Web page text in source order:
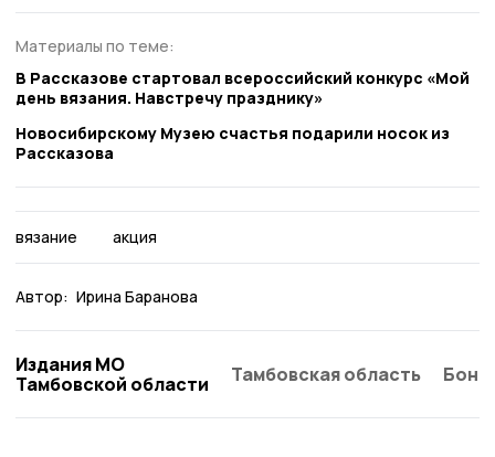
Материалы по теме:
В Рассказове стартовал всероссийский конкурс «Мой
день вязания. Навстречу празднику»
Новосибирскому Музею счастья подарили носок из
Рассказова
вязание акция
Автор: Ирина Баранова
Издания МО
Тамбовской области
Тамбовская область